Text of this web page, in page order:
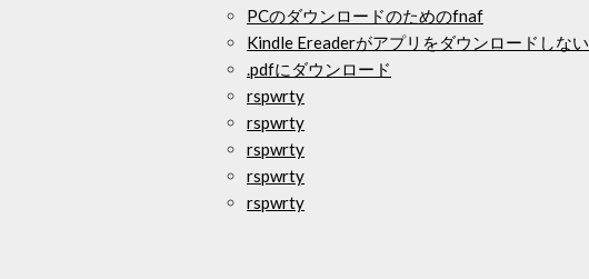
PCのダウンロードのためのfnaf
Kindle Ereaderがアプリをダウンロードしない
.pdfにダウンロード
rspwrty
rspwrty
rspwrty
rspwrty
rspwrty